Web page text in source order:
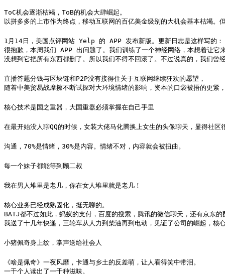
ToC机会逐渐枯竭，ToB的机会大肆崛起。
以拼多多的上市作为终点，移动互联网的百亿美金级别的大机会基本枯竭。
1月14日，美国点评网站 Yelp 的 APP 发布新版。更新日志是这样写的：
很抱歉，本周我们 APP 出问题了。我们训练了一个神经网络，本想着让
没想到它把所有东西都删了。所以我们不得不回滚了。不过说真的，我们
直播答题分钱与区块链和P2P没有接得住关于互联网继续狂欢的愿望，
随着中美贸易战摩擦不断试探对大环境情绪的影响，资本的口袋被捂的更紧
核心技术是国之重器，大国重器必须掌握在自己手里
在最开始没人聊QQ的时候，女装大佬马化腾换上女生的头像聊天，显得社区
沟通，70%是情绪，30%是内容。情绪不对，内容就会被扭曲。
每一个妹子都能等到顾二叔
我在男人堆里是老几，你在女人堆里就是老几！
核心业务已经成熟固化，挺无聊的。
BATJ都不过如此，蚂蚁的支付，百度的搜索，腾讯的微信聊天，还有京东的
我送了十几年快递，三轮车从人力到柴油再到电动，见证了公司的崛起，核
小猪佩奇身上纹，掌声送给社会人
《啥是佩奇》一夜风靡，卡通与乡土的反差萌，让人看得笑中带泪。
一千个人读出了一千种滋味。